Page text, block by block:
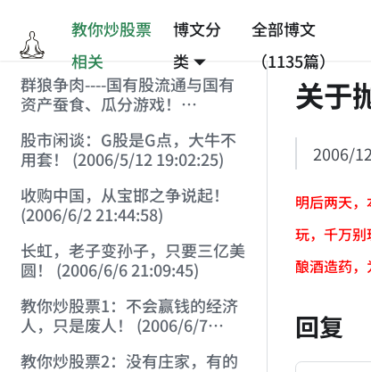
教你炒股票
相关
博文分
类
全部博文
（1135篇）
群狼争肉----国有股流通与国有
资产蚕食、瓜分游戏！
股市闲谈：G股是G点，大牛不
用套！ (2006/5/12 19:02:25)
收购中国，从宝邯之争说起！
(2006/6/2 21:44:58)
长虹，老子变孙子，只要三亿美
圆！ (2006/6/6 21:09:45)
教你炒股票1：不会赢钱的经济
人，只是废人！ (2006/6/7
教你炒股票2：没有庄家，有的
关于
2006/
明后两天
玩，千万
酿酒造药，
回复